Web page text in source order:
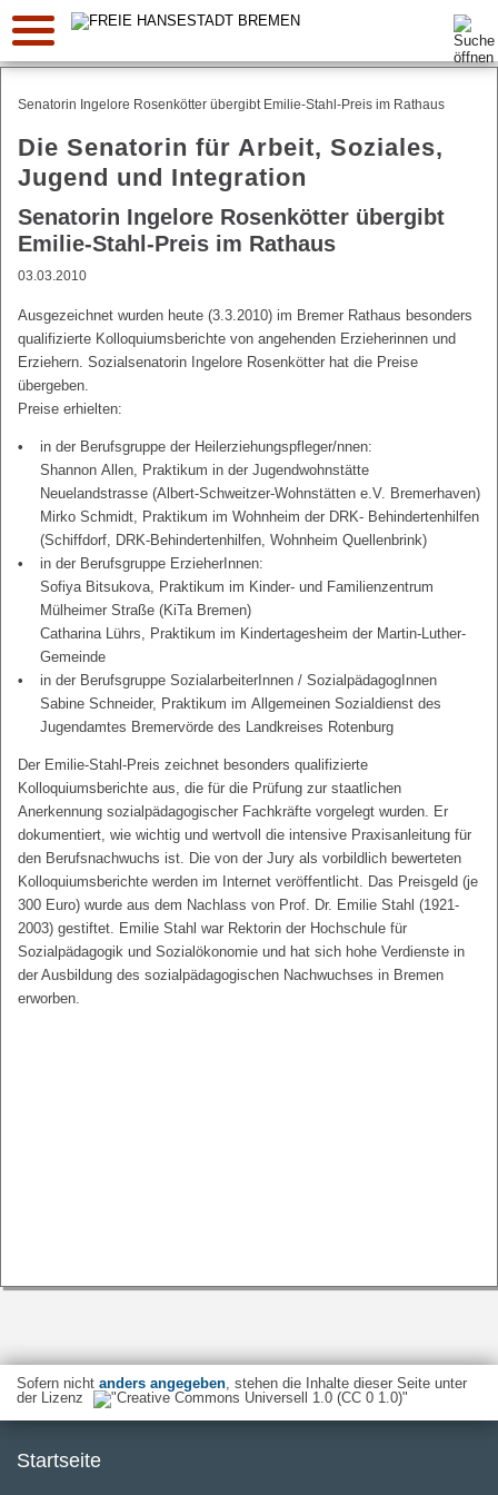
Suche:
Senatorin Ingelore Rosenkötter übergibt Emilie-Stahl-Preis im Rathaus
Die Senatorin für Arbeit, Soziales,
Jugend und Integration
Senatorin Ingelore Rosenkötter übergibt
Emilie-Stahl-Preis im Rathaus
03.03.2010
Ausgezeichnet wurden heute (3.3.2010) im Bremer Rathaus besonders
qualifizierte Kolloquiumsberichte von angehenden Erzieherinnen und
Erziehern. Sozialsenatorin Ingelore Rosenkötter hat die Preise
übergeben.
Preise erhielten:
in der Berufsgruppe der Heilerziehungspfleger/nnen:
Shannon Allen, Praktikum in der Jugendwohnstätte
Neuelandstrasse (Albert-Schweitzer-Wohnstätten e.V. Bremerhaven)
Mirko Schmidt, Praktikum im Wohnheim der DRK- Behindertenhilfen
(Schiffdorf, DRK-Behindertenhilfen, Wohnheim Quellenbrink)
in der Berufsgruppe ErzieherInnen:
Sofiya Bitsukova, Praktikum im Kinder- und Familienzentrum
Mülheimer Straße (KiTa Bremen)
Catharina Lührs, Praktikum im Kindertagesheim der Martin-Luther-
Gemeinde
in der Berufsgruppe SozialarbeiterInnen / SozialpädagogInnen
Sabine Schneider, Praktikum im Allgemeinen Sozialdienst des
Jugendamtes Bremervörde des Landkreises Rotenburg
Der Emilie-Stahl-Preis zeichnet besonders qualifizierte
Kolloquiumsberichte aus, die für die Prüfung zur staatlichen
Anerkennung sozialpädagogischer Fachkräfte vorgelegt wurden. Er
dokumentiert, wie wichtig und wertvoll die intensive Praxisanleitung für
den Berufsnachwuchs ist. Die von der Jury als vorbildlich bewerteten
Kolloquiumsberichte werden im Internet veröffentlicht. Das Preisgeld (je
300 Euro) wurde aus dem Nachlass von Prof. Dr. Emilie Stahl (1921-
2003) gestiftet. Emilie Stahl war Rektorin der Hochschule für
Sozialpädagogik und Sozialökonomie und hat sich hohe Verdienste in
der Ausbildung des sozialpädagogischen Nachwuchses in Bremen
erworben.
Sofern nicht anders angegeben, stehen die Inhalte dieser Seite unter
der Lizenz
Startseite